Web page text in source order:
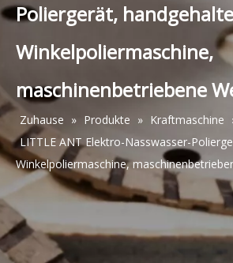
Poliergerät,
Winkelpoliermaschine,
maschinenbetriebene
Zuhause » Produkte » Kraftmaschine
LITTLE ANT Elektro-Nasswasser-
Winkelpoliermaschine,